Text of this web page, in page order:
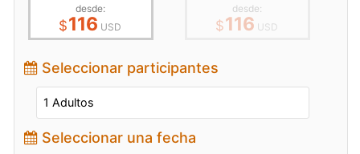
desde:
$116 USD
desde:
$116 USD
Seleccionar participantes
Seleccionar una fecha